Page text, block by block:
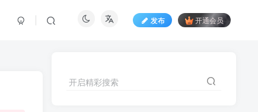
发布 开通会员
开启精彩搜索
开启精彩搜索